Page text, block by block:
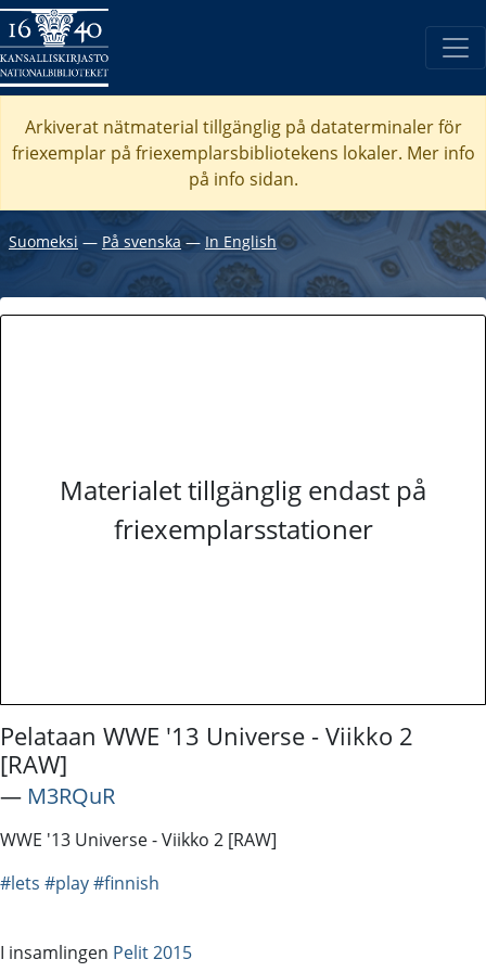
Arkiverat nätmaterial tillgänglig på dataterminaler för
friexemplar på friexemplarsbibliotekens lokaler. Mer info
på info sidan.
Suomeksi ― På svenska ― In English
Materialet tillgänglig endast på
friexemplarsstationer
Pelataan WWE '13 Universe - Viikko 2
[RAW]
― M3RQuR
WWE '13 Universe - Viikko 2 [RAW]
#lets #play#finnish
I insamlingen Pelit 2015